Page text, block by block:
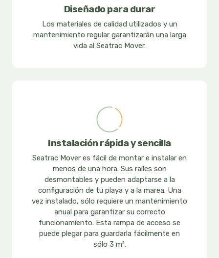
Diseñado para durar
Los materiales de calidad utilizados y un
mantenimiento regular garantizarán una larga
vida al Seatrac Mover.
Instalación rápida y sencilla
Seatrac Mover es fácil de montar e instalar en
menos de una hora. Sus raíles son
desmontables y pueden adaptarse a la
configuración de tu playa y a la marea. Una
vez instalado, sólo requiere un mantenimiento
anual para garantizar su correcto
funcionamiento. Esta rampa de acceso se
puede plegar para guardarla fácilmente en
sólo 3 m².